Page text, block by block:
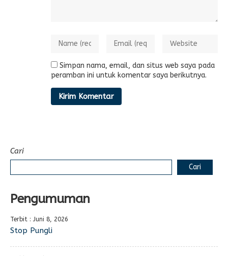
Simpan nama, email, dan situs web saya pada
peramban ini untuk komentar saya berikutnya.
Cari
Cari
Pengumuman
Terbit : Juni 8, 2026
Stop Pungli